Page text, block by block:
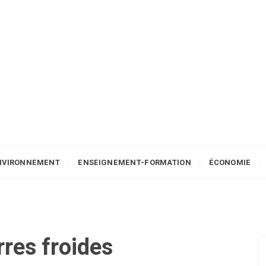
ENSEIGNEMENT-FORMATION ÉCONOMIE
froides